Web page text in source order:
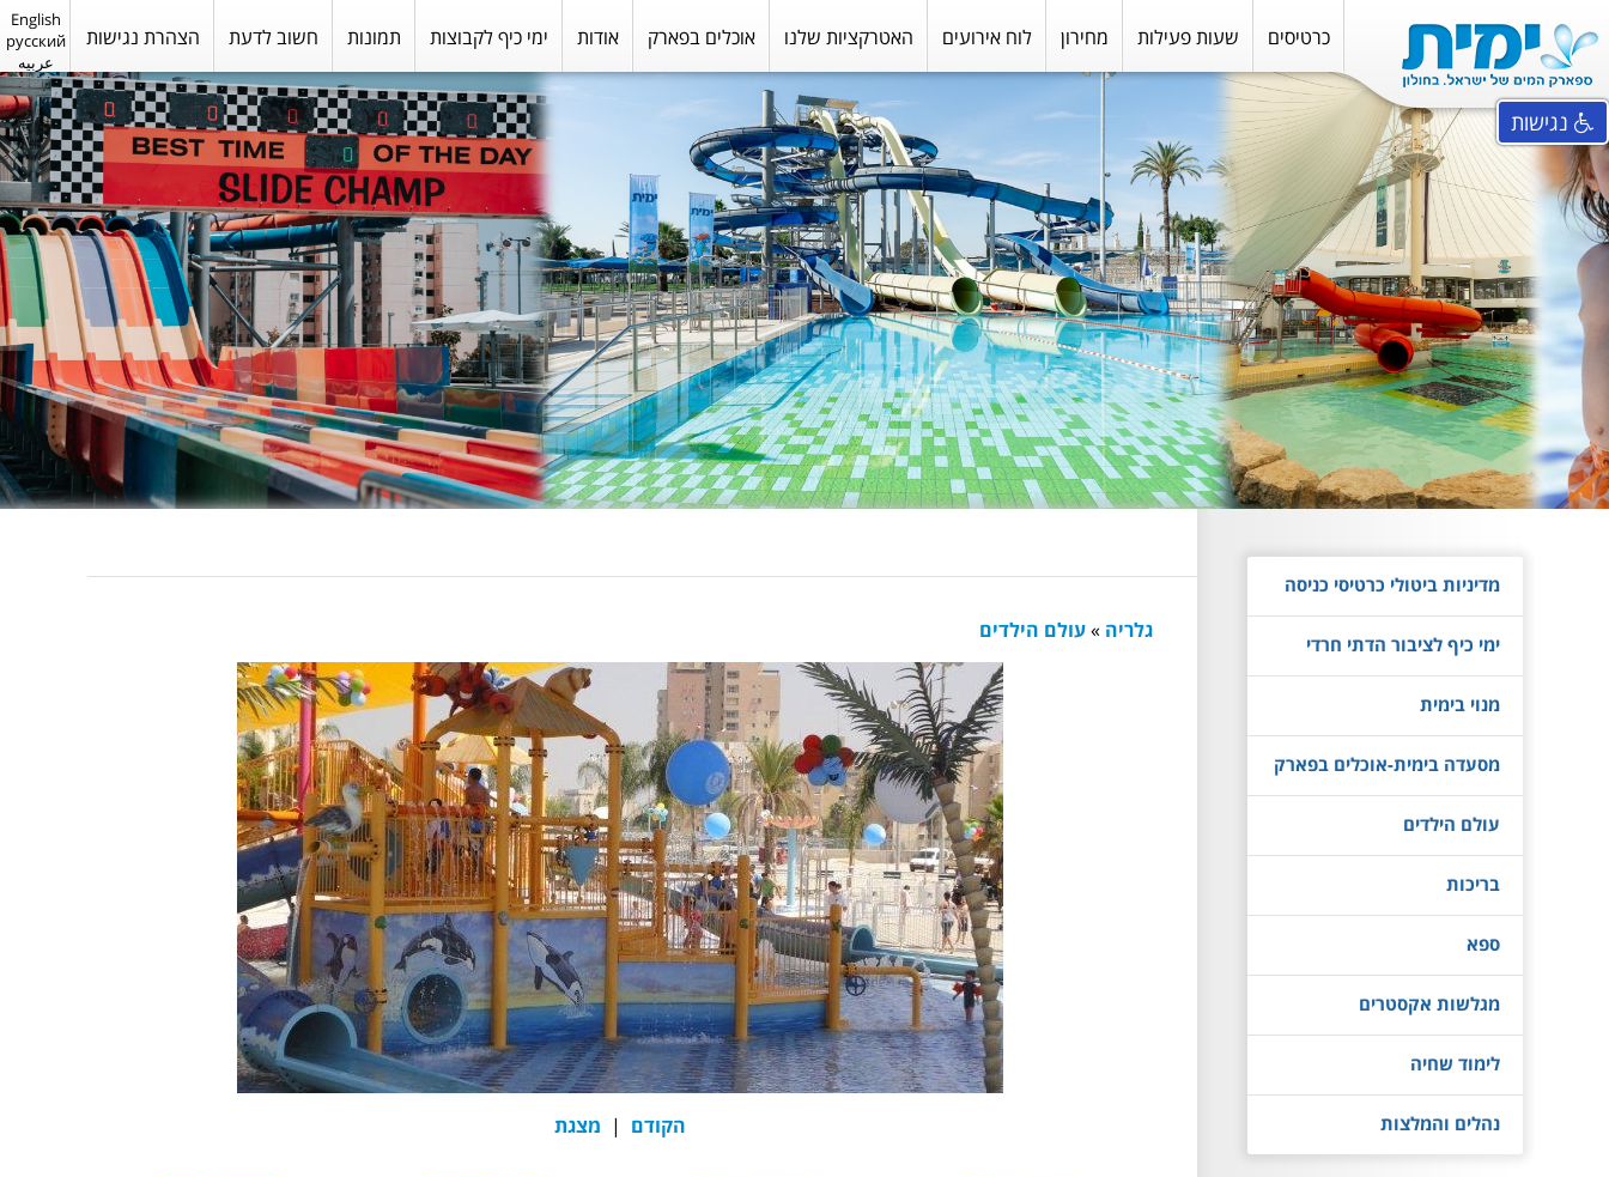
נגישות
English
русский
عربيه
כרטיסים שעות פעילות מחירון לוח אירועים האטרקציות שלנו אוכלים בפארק אודות ימי כיף לקבוצות תמונות חשוב לדעת הצהרת נגישות
מדיניות ביטולי כרטיסי כניסה
ימי כיף לציבור הדתי חרדי
מנוי בימית
מסעדה בימית-אוכלים בפארק
עולם הילדים
בריכות
ספא
מגלשות אקסטרים
לימוד שחיה
נהלים והמלצות
גלריה »עולם הילדים
הקודם | מצגת